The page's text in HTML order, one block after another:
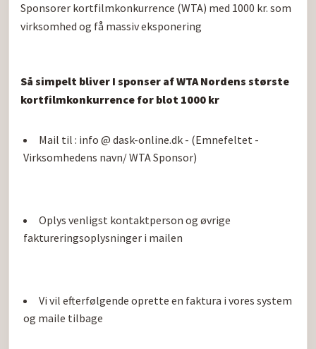
Sponsorer kortfilmkonkurrence (WTA) med 1000 kr. som
virksomhed og få massiv eksponering
Så simpelt bliver I sponser af WTA Nordens største
kortfilmkonkurrence for blot 1000 kr
Mail til : info @ dask-online.dk - (Emnefeltet -
Virksomhedens navn/ WTA Sponsor)
Oplys venligst kontaktperson og øvrige
faktureringsoplysninger i mailen
Vi vil efterfølgende oprette en faktura i vores system
og maile tilbage